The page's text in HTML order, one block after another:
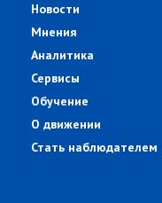
Новости
Мнения
Аналитика
Сервисы
Обучение
О движении
Стать наблюдателем